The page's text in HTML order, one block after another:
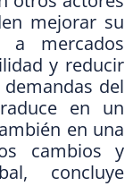
mejorar su
a mercados
y reducir
del
en un
en una
cambios y
concluye